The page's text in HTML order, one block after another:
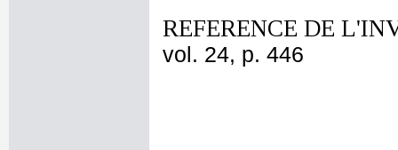
REFERENCE DE
vol. 24, p. 446